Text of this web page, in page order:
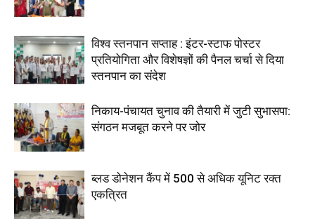
विश्व स्तनपान सप्ताह : इंटर-स्टाफ पोस्टर
प्रतियोगिता और विशेषज्ञों की पैनल चर्चा से दिया
स्तनपान का संदेश
निकाय-पंचायत चुनाव की तैयारी में जुटी सुभासपा:
संगठन मजबूत करने पर जोर
ब्लड डोनेशन कैंप में 500 से अधिक यूनिट रक्त
एकत्रित